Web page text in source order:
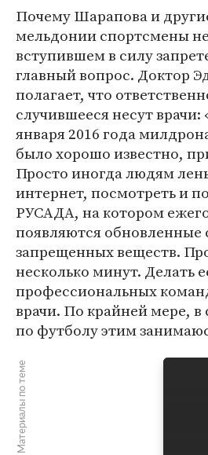
Почему Шарапова и
мельдонии спортсмены
вступившем в силу
главный вопрос. Доктор
полагает, что
случившееся несут врачи:
января 2016 года
было хорошо известно,
Просто иногда людям
интернет, посмотреть и
РУСАДА, на котором
появляются обновленные
запрещенных веществ.
несколько минут. Делать
профессиональных
врачи. По крайней мере,
по футболу этим
Материалы по теме